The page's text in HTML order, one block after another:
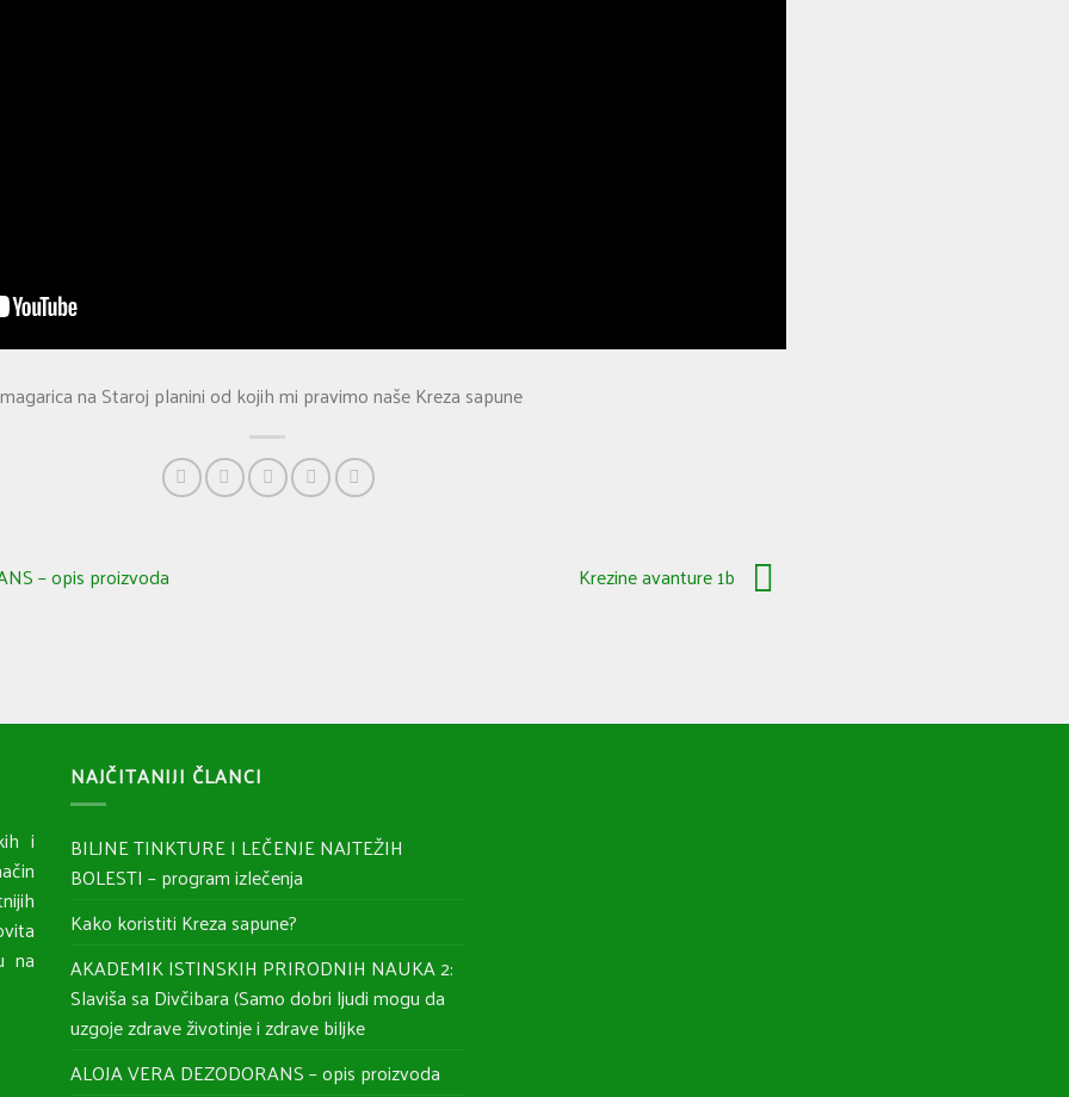
na Staroj planini od kojih mi pravimo naše Kreza sapune
– opis proizvoda Krezine avanture 1b
i
na
NAJČITANIJI ČLANCI
BILJNE TINKTURE I LEČENJE NAJTEŽIH
BOLESTI – program izlečenja
Kako koristiti Kreza sapune?
AKADEMIK ISTINSKIH PRIRODNIH NAUKA 2:
Slaviša sa Divčibara (Samo dobri ljudi mogu da
uzgoje zdrave životinje i zdrave biljke
ALOJA VERA DEZODORANS – opis proizvoda